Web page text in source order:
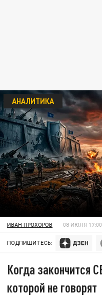
АНАЛИТИКА
ИВАН ПРОХОРОВ 08 ИЮЛЯ 17:00
ПОДПИШИТЕСЬ:
Когда закончится
которой не говорят